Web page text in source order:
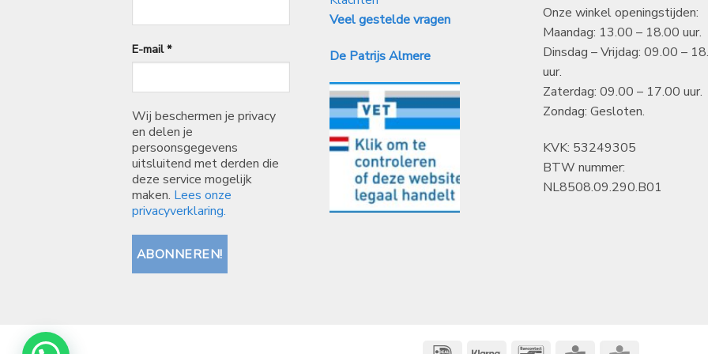
E-mail*
Wij beschermen je privacy
en delen je
persoonsgegevens
uitsluitend met derden die
deze service mogelijk
maken. Lees onze
privacyverklaring.
Veel gestelde vragen
De Patrijs Almere
Onze winkel openingstijden:
Maandag: 13.00 – 18.00 uur.
Dinsdag – Vrijdag: 09.00 –
uur.
Zaterdag: 09.00 – 17.00 uur.
Zondag: Gesloten.
KVK: 53249305
BTW nummer:
NL8508.09.290.B01